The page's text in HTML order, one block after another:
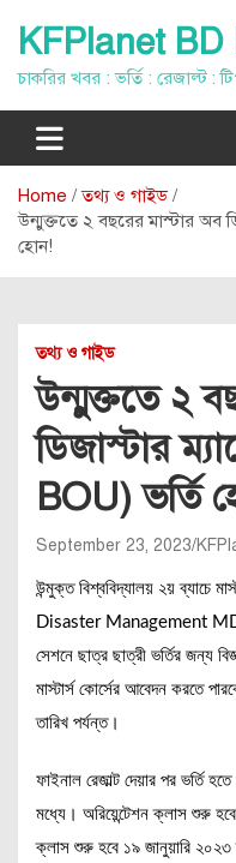
content
KFPlanet BD
চাকরির খবর : ভর্তি : রেজাল্ট :
Home
তথ্য ও গাইড
উন্মুক্ততে ২ বছরের মাস্টার অব
হোন!
তথ্য ও গাইড
উন্মুক্ততে ২
ডিজাস্টার
BOU) ভর্তি
September 23, 2023
উন্মুক্ত বিশ্ববিদ্যালয় ২য় ব্যাচে
Disaster Management
সেশনে ছাত্র ছাত্রী ভর্তির জন্য
মাস্টার্স কোর্সের আবেদন করতে
তারিখ পর্যন্ত।
ফাইনাল রেজাল্ট দেয়ার পর ভর্তি
মধ্যে। অরিয়েন্টেশন ক্লাস শুরু
ক্লাস শুরু হবে ১৯ জানুয়ারি ২০২৩